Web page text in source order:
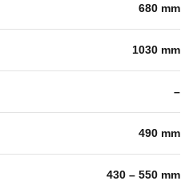
680 mm
1030 mm
–
490 mm
430 – 550 mm